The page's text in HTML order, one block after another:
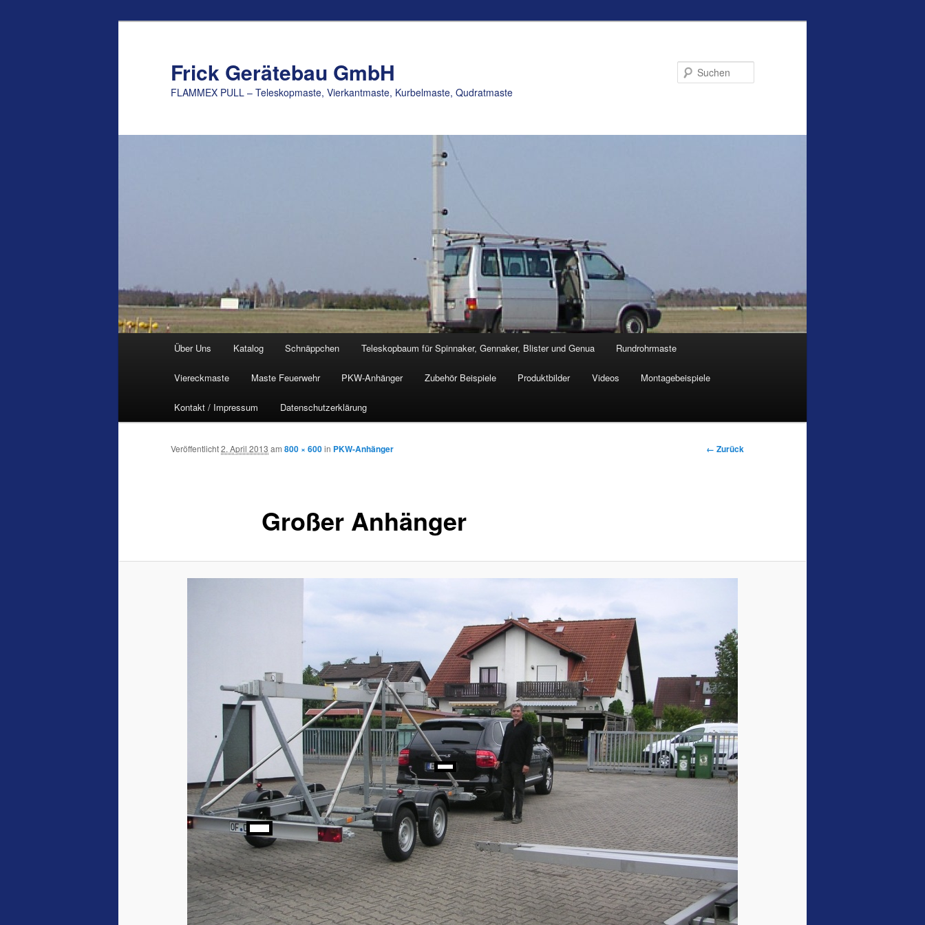
Frick Gerätebau GmbH
FLAMMEX PULL – Teleskopmaste, Vierkantmaste, Kurbelmaste, Qudratmaste
Über Uns Katalog Schnäppchen Teleskopbaum für Spinnaker, Gennaker, Blister und Genua Rundrohrmaste
Viereckmaste Maste Feuerwehr PKW-Anhänger Zubehör Beispiele Produktbilder Videos Montagebeispiele
Kontakt / Impressum Datenschutzerklärung
Bilder-
← Zurück
Großer Anhänger
Veröffentlicht2. April 2013 am 800 × 600in PKW-Anhänger